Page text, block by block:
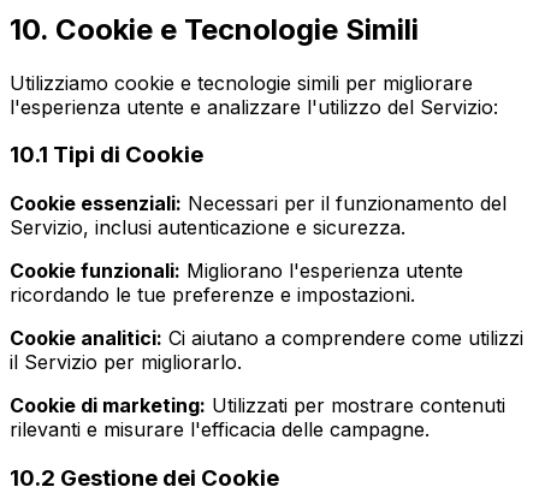
10. Cookie e Tecnologie Simili
Utilizziamo cookie e tecnologie simili per migliorare
l'esperienza utente e analizzare l'utilizzo del Servizio:
10.1 Tipi di Cookie
Cookie essenziali: Necessari per il funzionamento del
Servizio, inclusi autenticazione e sicurezza.
Cookie funzionali: Migliorano l'esperienza utente
ricordando le tue preferenze e impostazioni.
Cookie analitici: Ci aiutano a comprendere come utilizzi
il Servizio per migliorarlo.
Cookie di marketing: Utilizzati per mostrare contenuti
rilevanti e misurare l'efficacia delle campagne.
10.2 Gestione dei Cookie